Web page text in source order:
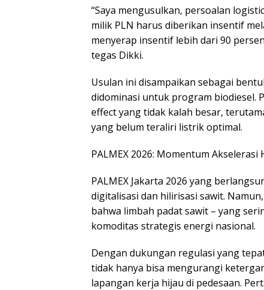
“Saya mengusulkan, persoalan
milik PLN harus diberikan insentif
menyerap insentif lebih dari 90
tegas Dikki.
Usulan ini disampaikan sebagai
didominasi untuk program biodiesel.
effect yang tidak kalah besar,
yang belum teraliri listrik optimal.
PALMEX 2026: Momentum Akselerasi
PALMEX Jakarta 2026 yang
digitalisasi dan hilirisasi sawit.
bahwa limbah padat sawit – yang
komoditas strategis energi nasional.
Dengan dukungan regulasi yang
tidak hanya bisa mengurangi
lapangan kerja hijau di pedesaan.